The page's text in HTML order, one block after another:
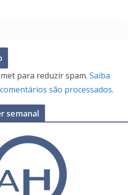
para reduzir spam. Saiba
são processados.
semanal